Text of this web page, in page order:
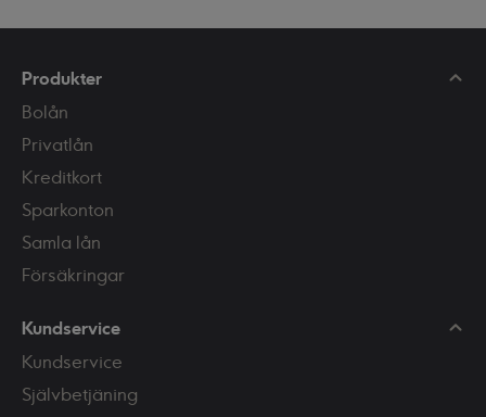
Produkter
Bolån
Privatlån
Kreditkort
Sparkonton
Samla lån
Försäkringar
Kundservice
Kundservice
Självbetjäning